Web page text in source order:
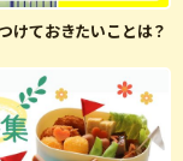
けておきたいことは？